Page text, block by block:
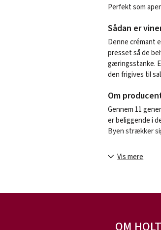
Perfekt som
Sådan er
Denne crémant
presset så de
gæringsstanke.
den frigives til
Om
Gennem 11
er beliggende i
Byen strækker
I netop disse
bindingsværks-
virksomheden
Vis mere